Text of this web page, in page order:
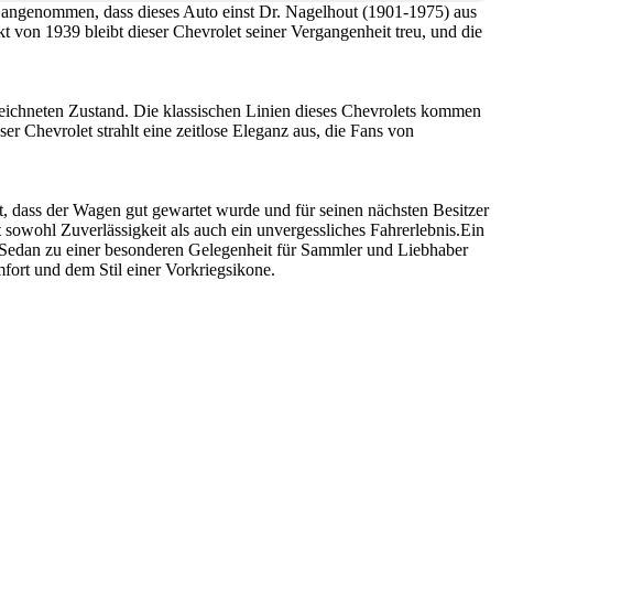
dass dieses Auto einst Dr. Nagelhout (1901-1975) aus
1939 bleibt dieser Chevrolet seiner Vergangenheit treu, und die
Zustand. Die klassischen Linien dieses Chevrolets kommen
Chevrolet strahlt eine zeitlose Eleganz aus, die Fans von
der Wagen gut gewartet wurde und für seinen nächsten Besitzer
Zuverlässigkeit als auch ein unvergessliches Fahrerlebnis.Ein
zu einer besonderen Gelegenheit für Sammler und Liebhaber
und dem Stil einer Vorkriegsikone.